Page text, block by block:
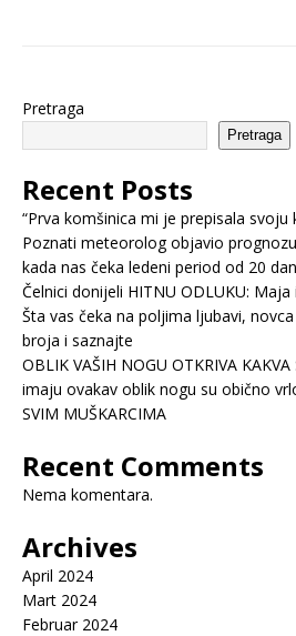
Pretraga
Pretraga
Recent Posts
“Prva komšinica mi je prepisala svoju
Poznati meteorolog objavio
kada nas čeka ledeni period od 20
Čelnici donijeli HITNU ODLUKU:
Šta vas čeka na poljima ljubavi,
broja i saznajte
OBLIK VAŠIH NOGU OTKRIVA
imaju ovakav oblik nogu su obično
SVIM MUŠKARCIMA
Recent Comments
Nema komentara.
Archives
April 2024
Mart 2024
Februar 2024